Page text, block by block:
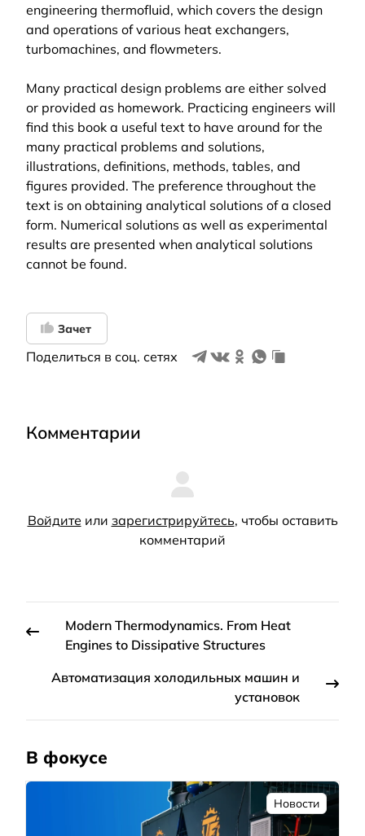
engineering thermofluid, which covers the design
and operations of various heat exchangers,
turbomachines, and flowmeters.
Many practical design problems are either solved
or provided as homework. Practicing engineers will
find this book a useful text to have around for the
many practical problems and solutions,
illustrations, definitions, methods, tables, and
figures provided. The preference throughout the
text is on obtaining analytical solutions of a closed
form. Numerical solutions as well as experimental
results are presented when analytical solutions
cannot be found.
Зачет
Поделиться в соц. сетях
Комментарии
Войдите или зарегистрируйтесь, чтобы оставить
комментарий
Modern Thermodynamics. From Heat
Engines to Dissipative Structures
Автоматизация холодильных машин и
установок
В фокусе
Новости